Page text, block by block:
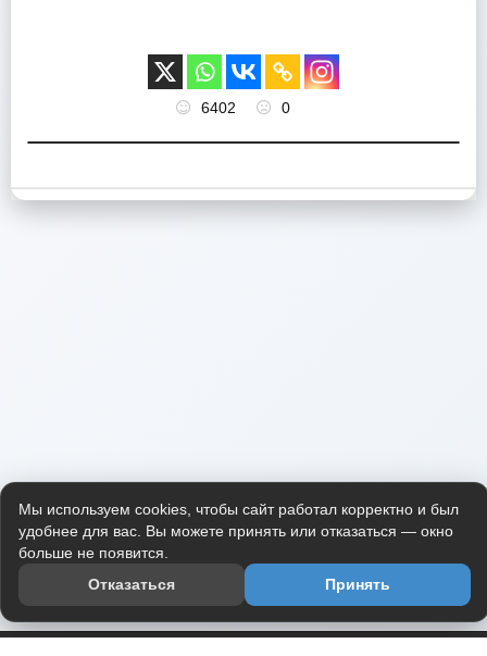
6402 0
Мы используем cookies, чтобы сайт работал корректно и был
удобнее для вас. Вы можете принять или отказаться — окно
больше не появится.
Отказаться
Принять